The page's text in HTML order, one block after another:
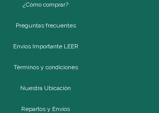
¿Cómo comprar?
Preguntas frecuentes
Envíos Importante LEER
Términos y condiciones
Nuestra Ubicación
Repartos y Envíos